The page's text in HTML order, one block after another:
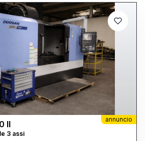
annuncio
II
3 assi